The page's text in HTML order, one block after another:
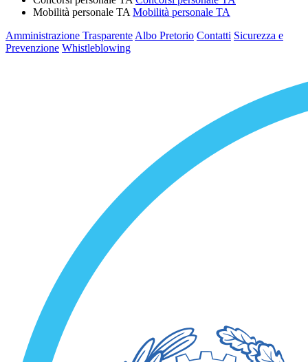
Mobilità personale TA Mobilità personale TA
Amministrazione Trasparente Albo Pretorio Contatti Sicurezza e
Prevenzione Whistleblowing